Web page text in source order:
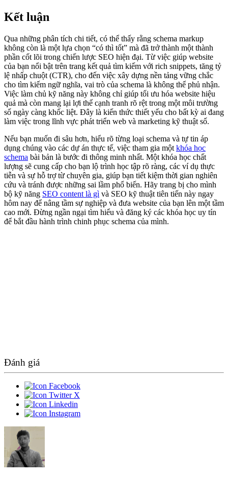
Kết luận
Qua những phân tích chi tiết, có thể thấy rằng schema markup
không còn là một lựa chọn “có thì tốt” mà đã trở thành một thành
phần cốt lõi trong chiến lược SEO hiện đại. Từ việc giúp website
của bạn nổi bật trên trang kết quả tìm kiếm với rich snippets, tăng tỷ
lệ nhấp chuột (CTR), cho đến việc xây dựng nền tảng vững chắc
cho tìm kiếm ngữ nghĩa, vai trò của schema là không thể phủ nhận.
Việc làm chủ kỹ năng này không chỉ giúp tối ưu hóa website hiệu
quả mà còn mang lại lợi thế cạnh tranh rõ rệt trong một môi trường
số ngày càng khốc liệt. Đây là kiến thức thiết yếu cho bất kỳ ai đang
làm việc trong lĩnh vực phát triển web và marketing kỹ thuật số.
Nếu bạn muốn đi sâu hơn, hiểu rõ từng loại schema và tự tin áp
dụng chúng vào các dự án thực tế, việc tham gia một khóa học
schema bài bản là bước đi thông minh nhất. Một khóa học chất
lượng sẽ cung cấp cho bạn lộ trình học tập rõ ràng, các ví dụ thực
tiễn và sự hỗ trợ từ chuyên gia, giúp bạn tiết kiệm thời gian nghiên
cứu và tránh được những sai lầm phổ biến. Hãy trang bị cho mình
bộ kỹ năng SEO content là gì và SEO kỹ thuật tiên tiến này ngay
hôm nay để nâng tầm sự nghiệp và đưa website của bạn lên một tầm
cao mới. Đừng ngần ngại tìm hiểu và đăng ký các khóa học uy tín
để bắt đầu hành trình chinh phục schema của mình.
Đánh giá